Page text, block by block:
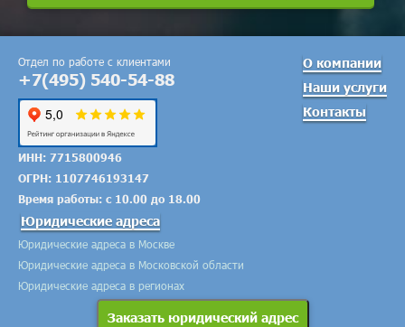
Отдел по работе с клиентами
+7(495) 540-54-88
О компании
Наши услуги
Контакты
ИНН: 7715800946
ОГРН: 1107746193147
Время работы: с 10.00 до 18.00
Юридические адреса
Юридические адреса в Москве
Юридические адреса в Московской области
Юридические адреса в регионах
Заказать юридический адрес